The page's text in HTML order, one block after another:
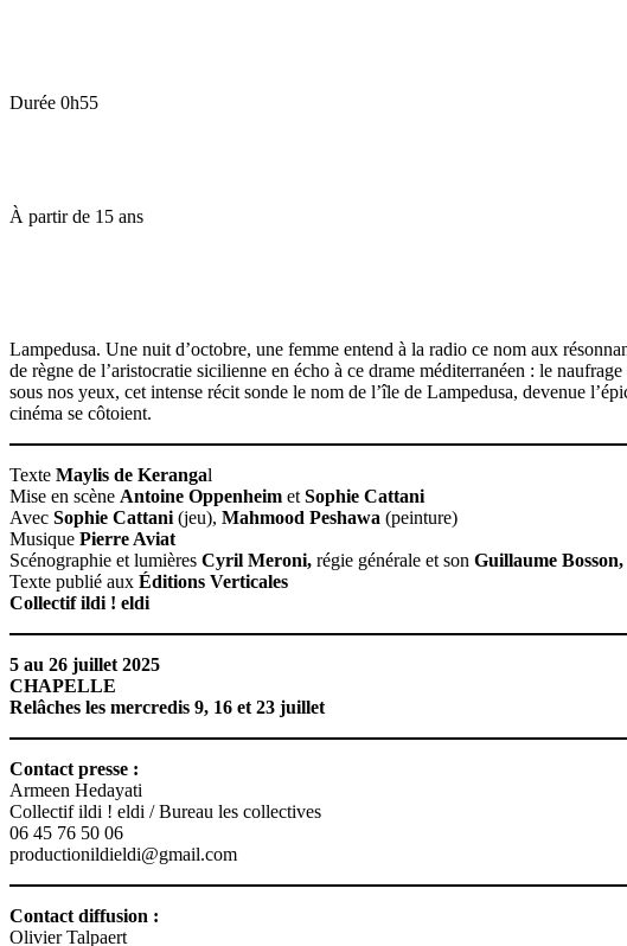
Durée 0h55
À partir de 15 ans
Lampedusa. Une nuit d’octobre, une femme entend à la radio ce nom aux
de règne de l’aristocratie sicilienne en écho à ce drame méditerranéen : le
sous nos yeux, cet intense récit sonde le nom de l’île de Lampedusa, devenue
cinéma se côtoient.
Texte Maylis de Kerangal
Mise en scène Antoine Oppenheim et Sophie Cattani
Avec Sophie Cattani (jeu), Mahmood Peshawa (peinture)
Musique Pierre Aviat
Scénographie et lumières Cyril Meroni, régie générale et son Guillaume Bosson,
Texte publié aux Éditions Verticales
Collectif ildi ! eldi
5 au 26 juillet 2025
CHAPELLE
Relâches les mercredis 9, 16 et 23 juillet
Contact presse :
Armeen Hedayati
Collectif ildi ! eldi / Bureau les collectives
06 45 76 50 06
productionildieldi@gmail.com
Contact diffusion :
Olivier Talpaert